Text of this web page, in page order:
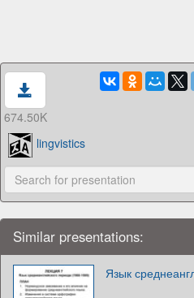
674.50K
lingvistics
Similar presentations:
Язык